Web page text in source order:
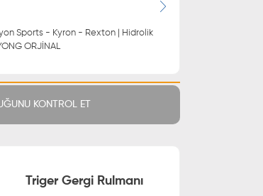
Sports - Kyron - Rexton | Hidrolik
ORJİNAL
KONTROL ET
Triger Gergi Rulmanı